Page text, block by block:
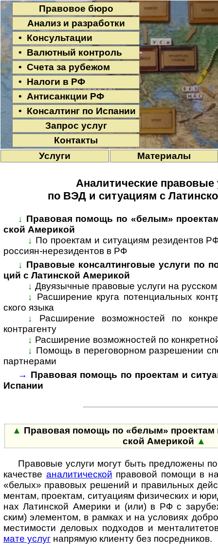
Правовое бюро
Анализ и разработки
• Консультации
• Валютный контроль
• Счета за рубежом
• Налоги в РФ
• Антисанкции РФ
• Консалтинг по Испании
Запрос услуг
Контакты
Услуги
Материалы
Аналитические правовые
по ВЭД и ситуациям с
↓ Правовая помощь по «белым»
ской Аме­рикой
↓ По проектам и ситуациям резиден­тов
рос­си­ян-­нере­зи­ден­тов в РФ
↓ Правовые консалтинговые услуги по
ций с Латин­cкой Аме­рикой
↓ Двуязычные правовые услуги на
↓
Расширение круга потенциальных
ского языка
↓
Расширение возможностей по
контр­агенту
↓ Расширение возможностей по
↓ Помощь в переговорном разрешении
парт­нерами
→ Правовая помощь по проектам и
Испа­нии
▲ Правовая помощь по «белым» проектам
ской Аме­рикой ▲
Правовые услуги могут быть предложены
каче­стве ана­ли­ти­че­с­кой пра­во­вой по­мощи в
«бе­лых» пра­во­вых ре­ше­ний и пра­ви­ль­ных
мен­там, про­е­к­там, си­ту­а­ци­ям физи­чес­ких и
нах Латин­ской Аме­рики и (или) в РФ с
ским) эле­мен­том, в рам­ках и на усло­ви­ях
мес­ти­мо­сти дело­вых под­хо­дов и
мате услуг на­пря­мую кли­енту без по­сред­ников.